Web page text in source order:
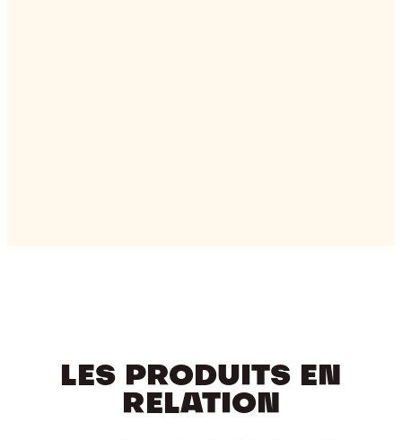
LES PRODUITS EN
RELATION